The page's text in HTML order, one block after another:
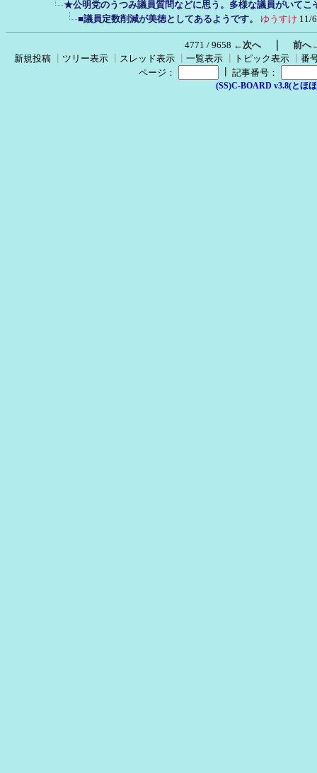
★公明党のうつみ議員質問などに思う。多様な議員がいてこ
■議員定数削減が美徳としてあるようです。
ゆうすけ 11/
4771 / 9658 ←次へ｜ 前へ
新規投稿
ツリー表示 スレッド表示 一覧表示 トピック表示
番
ページ：
記事番号：
(SS)C-BOARD v3.8(とほ